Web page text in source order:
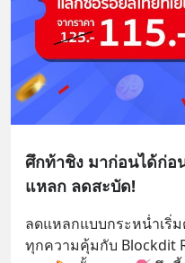
ศึกท้าชิง มาก่อนได้ก่อ
แหลก ลดสะบัด!
ลดแหลกแบบกระหน่ำเริ่
ทุกความคุ้มกับ Blockdit